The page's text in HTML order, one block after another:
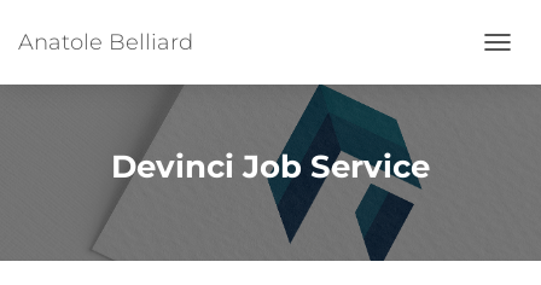
Anatole Belliard
Devinci Job Service